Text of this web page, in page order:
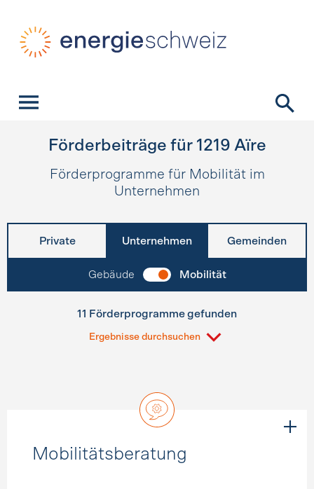
Förderbeiträge für 1219 Aïre
Förderprogramme für Mobilität im
Unternehmen
Private Unternehmen Gemeinden
Gebäude Mobilität
11 Förderprogramme gefunden
Ergebnisse durchsuchen
Mobilitätsberatung